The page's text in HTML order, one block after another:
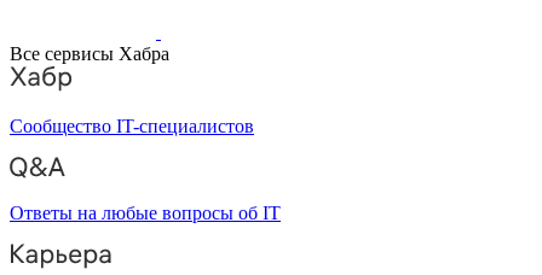
Все сервисы Хабра
Сообщество IT-специалистов
Ответы на любые вопросы об IT